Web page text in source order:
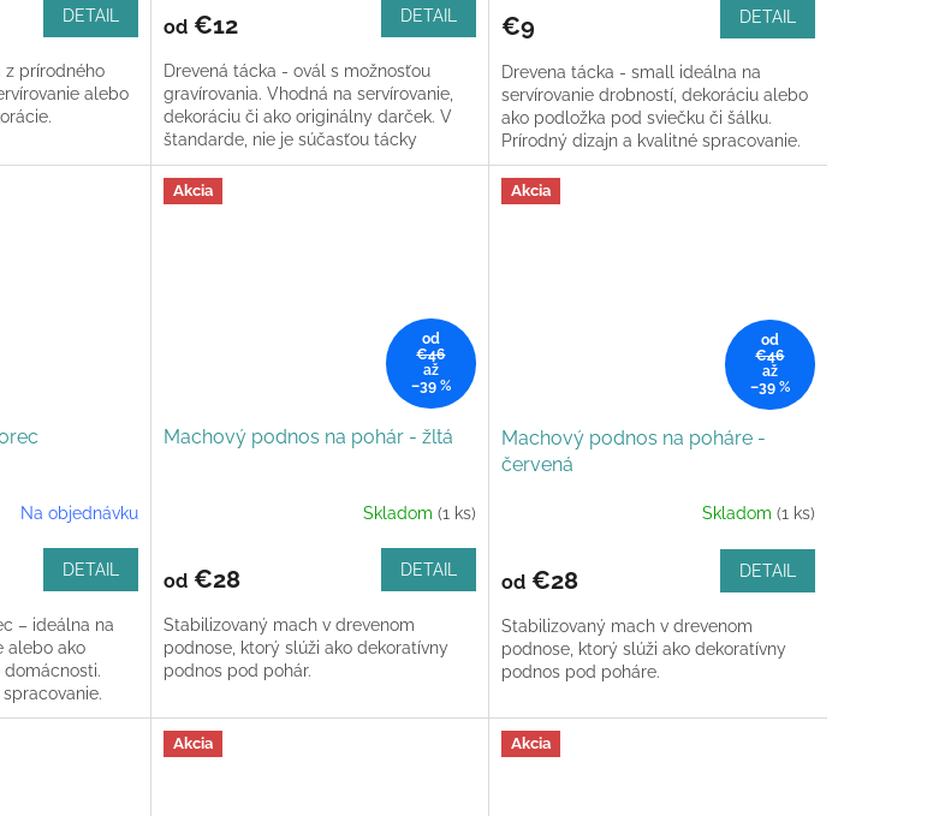
DETAIL
z prírodného
alebo
od€12 DETAIL
Drevená tácka - ovál s možnosťou
gravírovania. Vhodná na servírovanie,
dekoráciu či ako originálny darček. V
štandarde, nie je súčasťou tácky
žiadny...
€9 DETAIL
Drevena tácka - small ideálna na
servírovanie drobností, dekoráciu alebo
ako podložka pod sviečku či šálku.
Prírodný dizajn a kvalitné spracovanie.
Na objednávku
DETAIL
– ideálna na
alebo ako
Akcia
od
€46
až
–39 %
Machový podnos na pohár - žltá
Skladom (1 ks)
od€28 DETAIL
Stabilizovaný mach v drevenom
podnose, ktorý slúži ako dekoratívny
podnos pod pohár.
Akcia
od
€46
až
–39 %
Machový podnos na poháre -
červená
Skladom (1 ks)
od€28 DETAIL
Stabilizovaný mach v drevenom
podnose, ktorý slúži ako dekoratívny
podnos pod poháre.
Akcia Akcia